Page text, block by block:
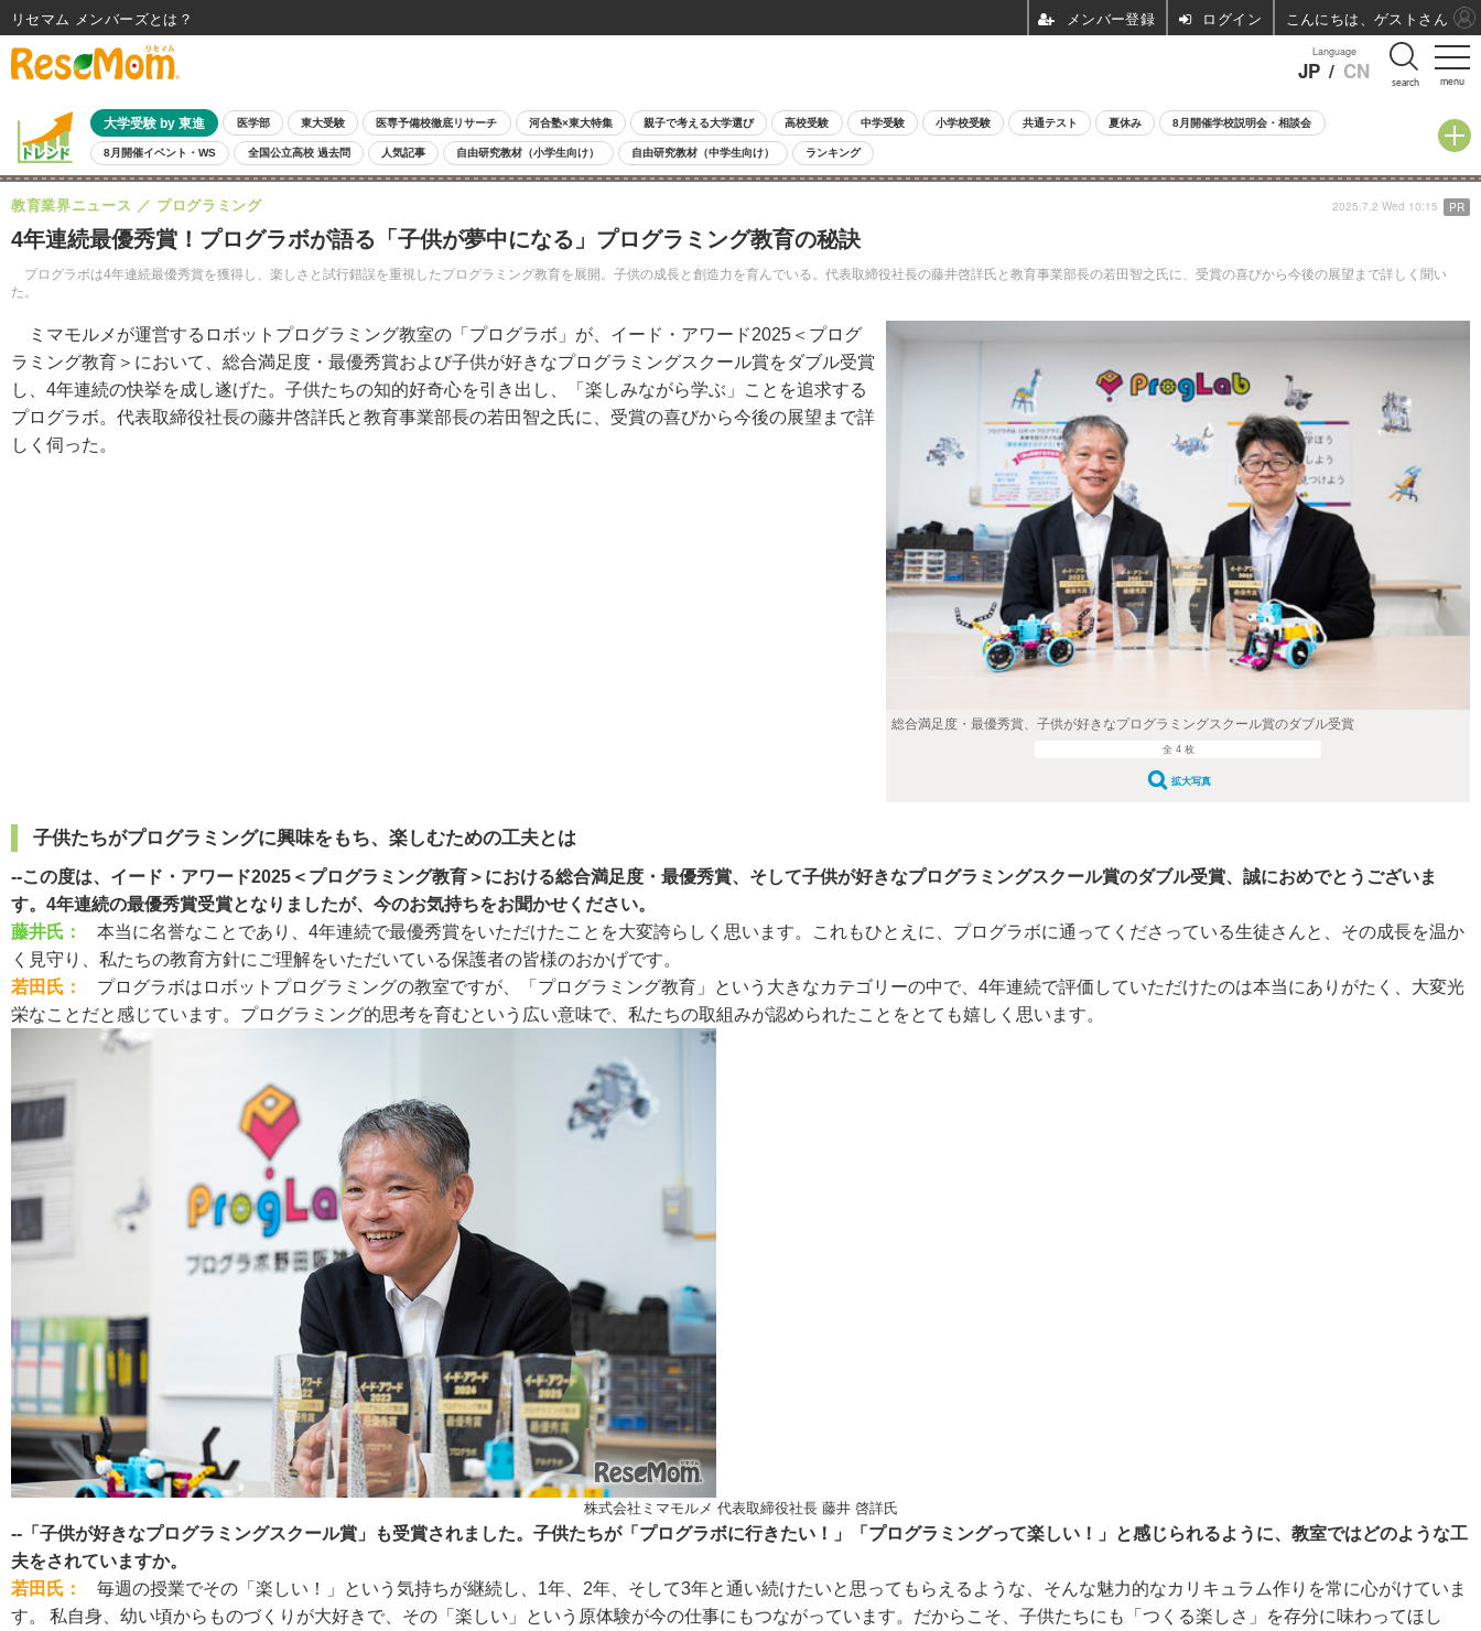
menu
Language
JP / CN search
大学受験 by 東進 医学部 東大受験 医専予備校徹底リサーチ 河合塾×東大特集 親子で考える大学選び 高校受験 中学受験 小学校受験 共通テスト 夏休み 8月開催学校説明会・相談会
8月開催イベント・WS 全国公立高校 過去問 人気記事 自由研究教材（小学生向け） 自由研究教材（中学生向け） ランキング
4年連続最優秀賞！プログラボが語る「子供が夢中になる」プログラミング教育の秘訣
プログラボは4年連続最優秀賞を獲得し、楽しさと試行錯誤を重視したプログラミング教育を展開。子供の成長と創造力を育んでいる。代表取締役社長の藤井啓詳氏と教育事業部長の若田智之氏に、受賞の喜びから今後の展望まで詳しく聞い
た。
教育業界ニュース プログラミング 2025.7.2 Wed 10:15 PR
総合満足度・最優秀賞、子供が好きなプログラミングスクール賞のダブル受賞
全 4 枚
拡大写真
ミマモルメが運営するロボットプログラミング教室の「プログラボ」が、イード・アワード2025＜プログ
ラミング教育＞において、総合満足度・最優秀賞および子供が好きなプログラミングスクール賞をダブル受賞
し、4年連続の快挙を成し遂げた。子供たちの知的好奇心を引き出し、「楽しみながら学ぶ」ことを追求する
プログラボ。代表取締役社長の藤井啓詳氏と教育事業部長の若田智之氏に、受賞の喜びから今後の展望まで詳
しく伺った。
子供たちがプログラミングに興味をもち、楽しむための工夫とは
--この度は、イード・アワード2025＜プログラミング教育＞における総合満足度・最優秀賞、そして子供が好きなプログラミングスクール賞のダブル受賞、誠におめでとうございま
す。4年連続の最優秀賞受賞となりましたが、今のお気持ちをお聞かせください。
藤井氏：
本当に名誉なことであり、4年連続で最優秀賞をいただけたことを大変誇らしく思います。これもひとえに、プログラボに通ってくださっている生徒さんと、その成長を温か
く見守り、私たちの教育方針にご理解をいただいている保護者の皆様のおかげです。
若田氏：
プログラボはロボットプログラミングの教室ですが、「プログラミング教育」という大きなカテゴリーの中で、4年連続で評価していただけたのは本当にありがたく、大変光
栄なことだと感じています。プログラミング的思考を育むという広い意味で、私たちの取組みが認められたことをとても嬉しく思います。
株式会社ミマモルメ 代表取締役社長 藤井 啓詳氏
--「子供が好きなプログラミングスクール賞」も受賞されました。子供たちが「プログラボに行きたい！」「プログラミングって楽しい！」と感じられるように、教室ではどのような工
夫をされていますか。
若田氏：
毎週の授業でその「楽しい！」という気持ちが継続し、1年、2年、そして3年と通い続けたいと思ってもらえるような、そんな魅力的なカリキュラム作りを常に心がけていま
す。 私自身、幼い頃からものづくりが大好きで、その「楽しい」という原体験が今の仕事にもつながっています。だからこそ、子供たちにも「つくる楽しさ」を存分に味わってほし
リセマム メンバーズ ログイン こんにちは、ゲストさん